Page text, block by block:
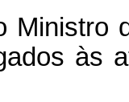
Ministro
às